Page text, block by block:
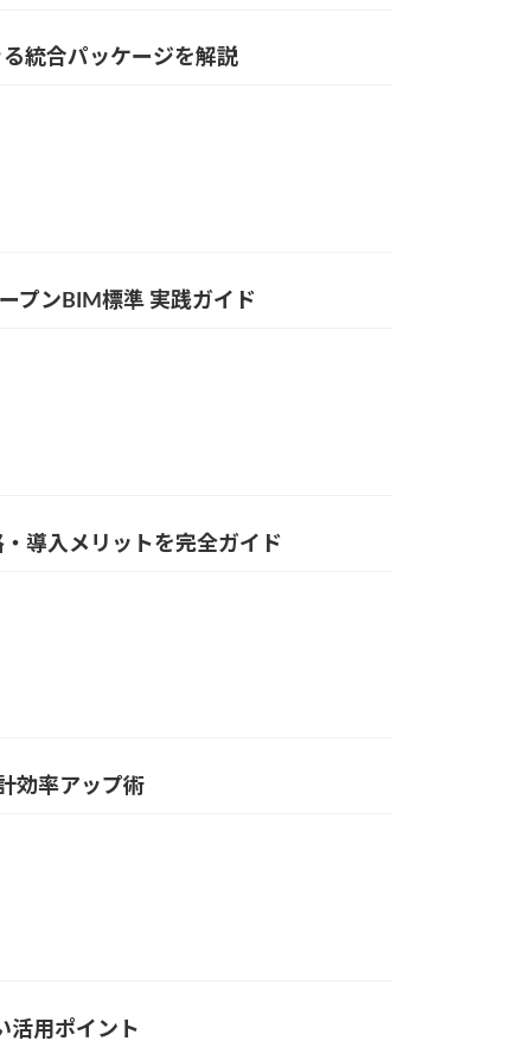
統合パッケージを解説
プンBIM標準 実践ガイド
導入メリットを完全ガイド
効率アップ術
活用ポイント